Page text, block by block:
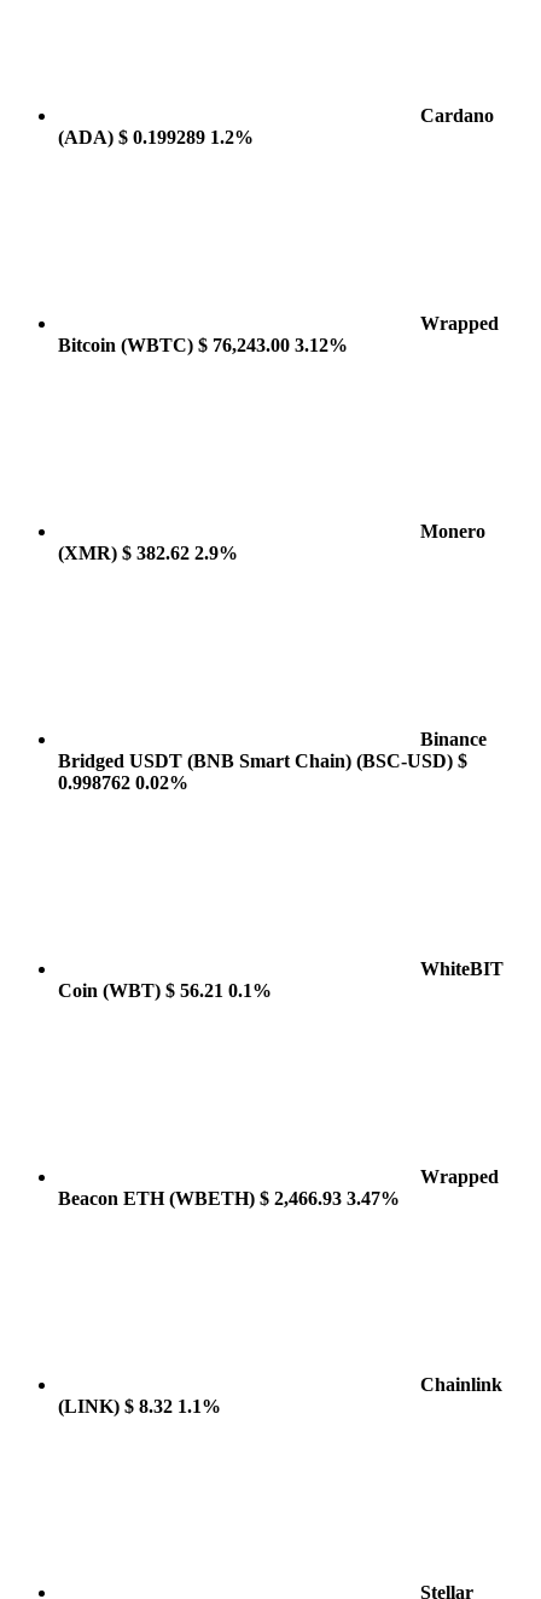
Cardano
(ADA) $ 0.199289 1.2%
Wrapped
Bitcoin (WBTC) $ 76,243.00 3.12%
Monero
(XMR) $ 382.62 2.9%
Binance
Bridged USDT (BNB Smart Chain) (BSC-USD) $
0.998762 0.02%
WhiteBIT
Coin (WBT) $ 56.21 0.1%
Wrapped
Beacon ETH(WBETH) $ 2,466.93 3.47%
Chainlink
(LINK) $ 8.32 1.1%
Stellar